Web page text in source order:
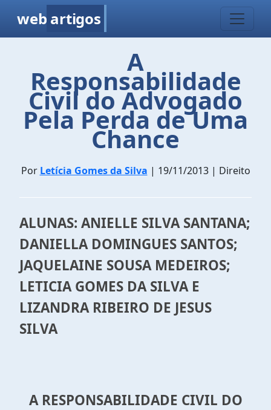
web artigos
A
Responsabilidade
Civil do Advogado
Pela Perda de Uma
Chance
Por Letícia Gomes da Silva | 19/11/2013 | Direito
ALUNAS: ANIELLE SILVA SANTANA;
DANIELLA DOMINGUES SANTOS;
JAQUELAINE SOUSA MEDEIROS;
LETICIA GOMES DA SILVA E
LIZANDRA RIBEIRO DE JESUS
SILVA
A RESPONSABILIDADE CIVIL DO